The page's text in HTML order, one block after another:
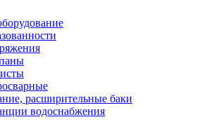
расширительные баки
водоснабжения